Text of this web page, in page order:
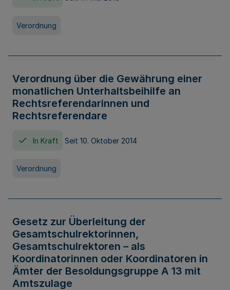
Verordnung
Verordnung über die Gewährung einer
monatlichen Unterhaltsbeihilfe an
Rechtsreferendarinnen und
Rechtsreferendare
In Kraft Seit 10. Oktober 2014
Verordnung
Gesetz zur Überleitung der
Gesamtschulrektorinnen,
Gesamtschulrektoren – als
Koordinatorinnen oder Koordinatoren in
Ämter der Besoldungsgruppe A 13 mit
Amtszulage